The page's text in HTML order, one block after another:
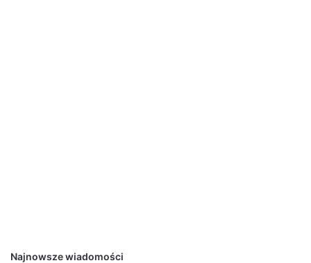
Najnowsze wiadomości